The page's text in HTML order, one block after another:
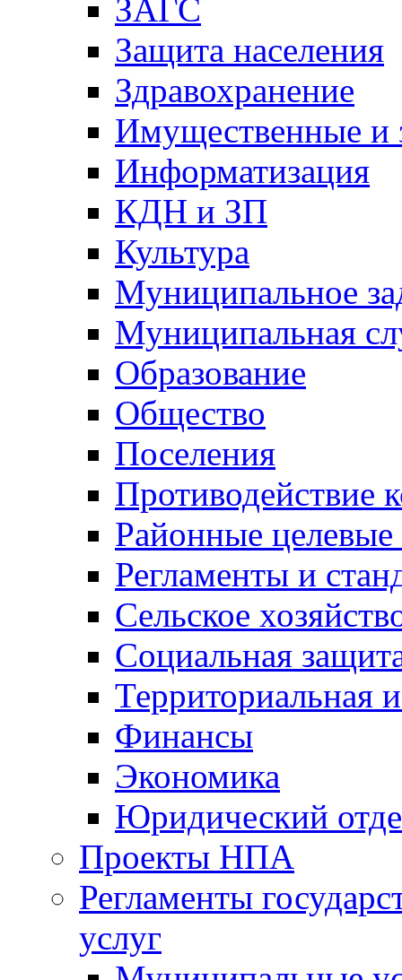
ЗАГС
Защита населения
Здравохранение
Имущественные и
Информатизация
КДН и ЗП
Культура
Муниципальное
Муниципальная
Образование
Общество
Поселения
Противодействие
Районные
Регламенты и
Сельское
Социальная
Территориальная
Финансы
Экономика
Юридический
Проекты НПА
Регламенты
услуг